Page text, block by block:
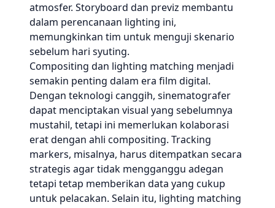
atmosfer. Storyboard dan previz membantu
dalam perencanaan lighting ini,
memungkinkan tim untuk menguji skenario
sebelum hari syuting.
Compositing dan lighting matching menjadi
semakin penting dalam era film digital.
Dengan teknologi canggih, sinematografer
dapat menciptakan visual yang sebelumnya
mustahil, tetapi ini memerlukan kolaborasi
erat dengan ahli compositing. Tracking
markers, misalnya, harus ditempatkan secara
strategis agar tidak mengganggu adegan
tetapi tetap memberikan data yang cukup
untuk pelacakan. Selain itu, lighting matching